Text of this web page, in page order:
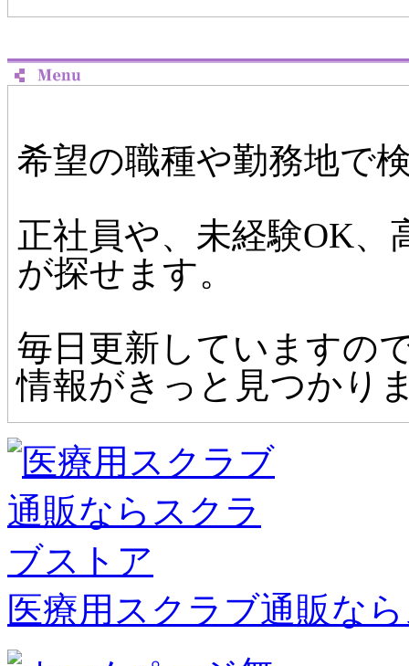
希望の職種や勤務地で
正社員や、未経験OK、
が探せます。
毎日更新していますの
情報がきっと見つかり
医療用スクラブ通販な